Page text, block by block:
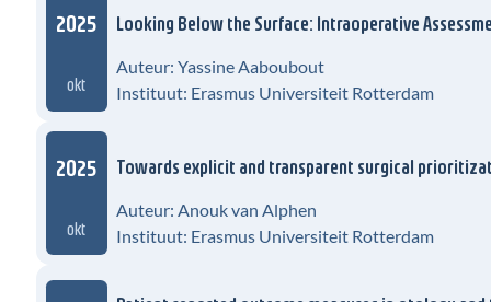
2025
okt
Looking Below the Surface: Intraoperative
Auteur: Yassine Aaboubout
Instituut: Erasmus Universiteit Rotterdam
2025
okt
Towards explicit and transparent surgical
Auteur: Anouk van Alphen
Instituut: Erasmus Universiteit Rotterdam